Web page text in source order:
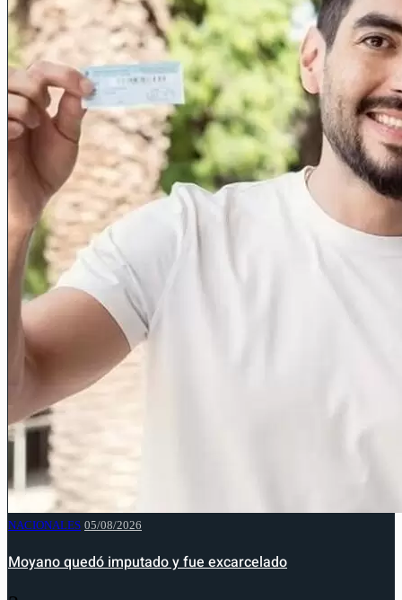
NACIONALES 05/08/2026
Moyano quedó imputado y fue excarcelado